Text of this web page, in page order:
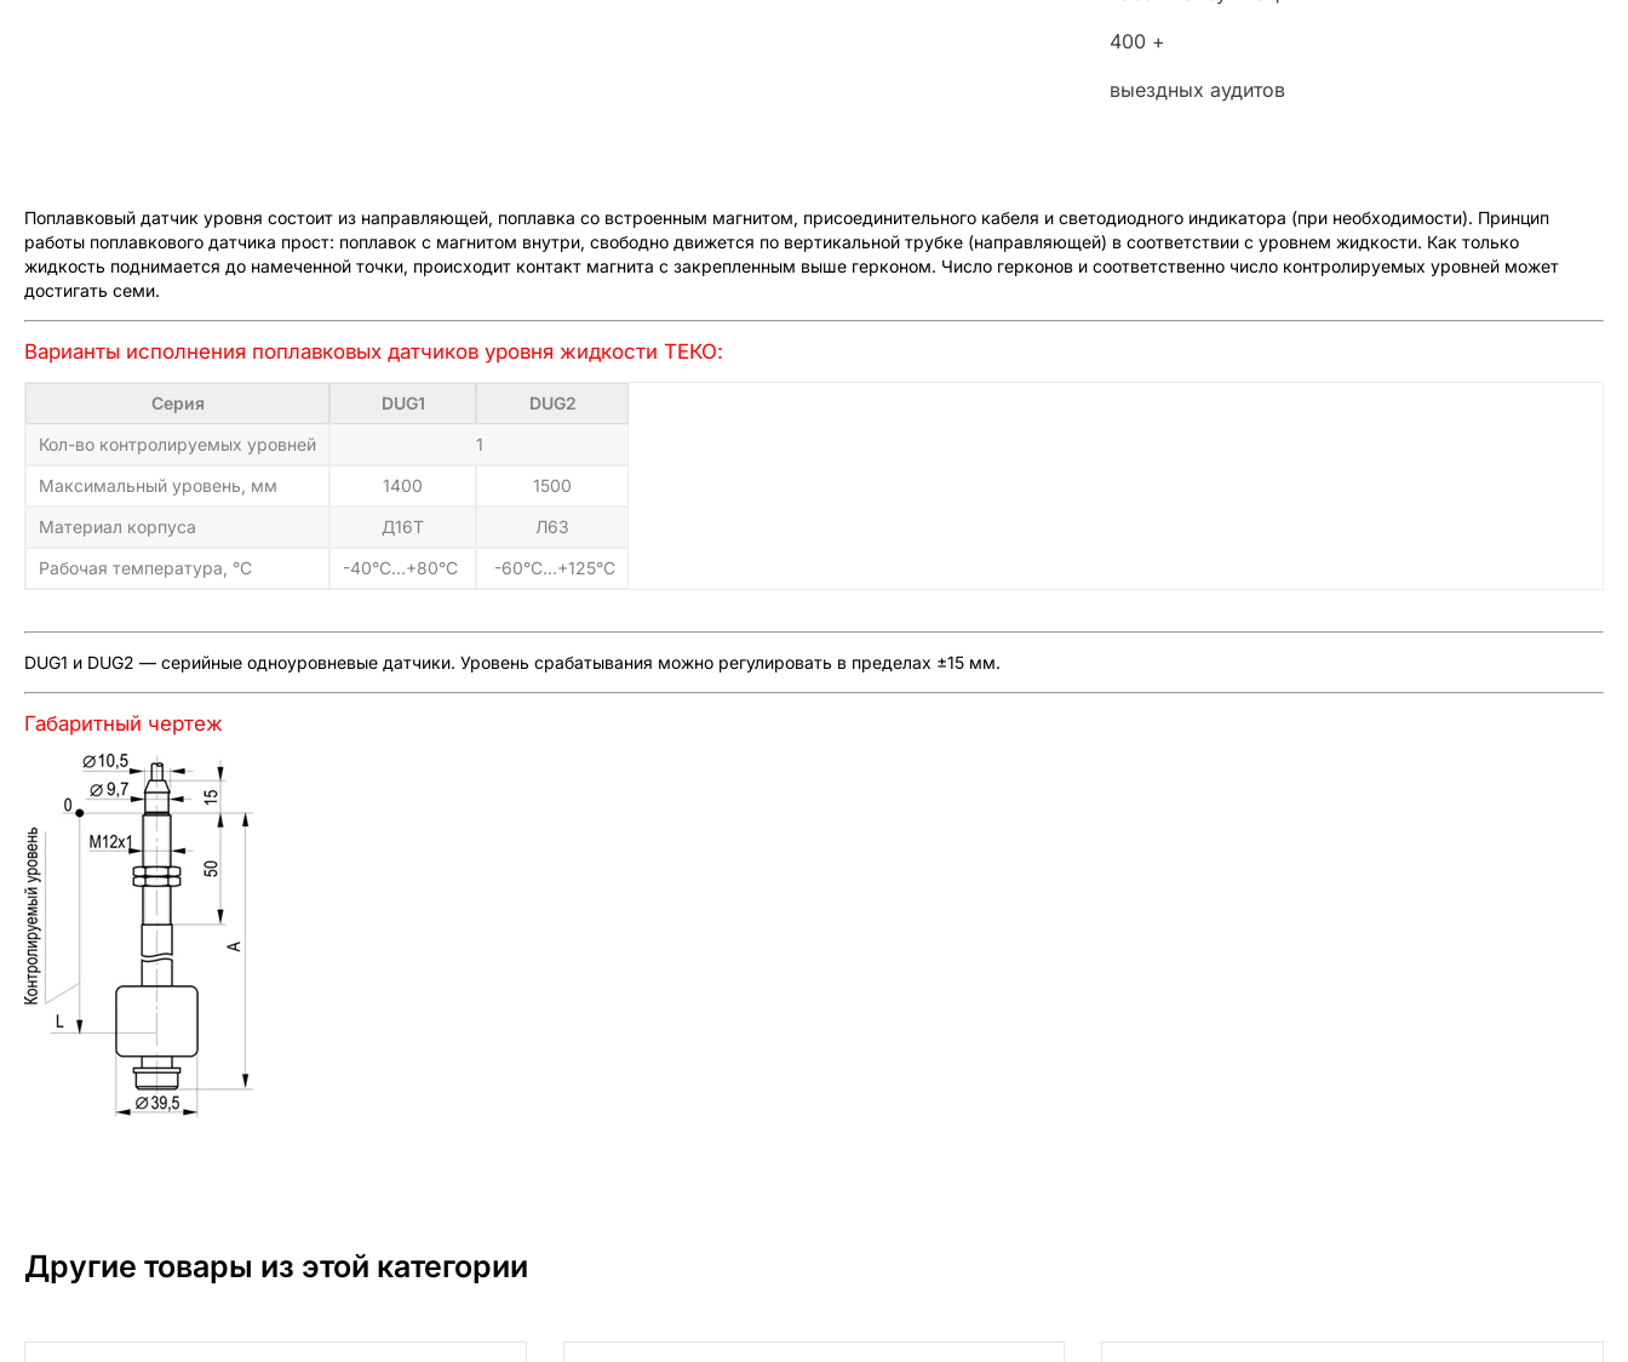
400 +
выездных аудитов
Поплавковый датчик уровня состоит из направляющей, поплавка со встроенным магнитом, присоединительного кабеля и светодиодного индикатора (при необходимости). Принцип
работы поплавкового датчика прост: поплавок с магнитом внутри, свободно движется по вертикальной трубке (направляющей) в соответствии с уровнем жидкости. Как только
жидкость поднимается до намеченной точки, происходит контакт магнита с закрепленным выше герконом. Число герконов и соответственно число контролируемых уровней может
достигать семи.
Варианты исполнения поплавковых датчиков уровня жидкости ТЕКО:
Серия DUG1
DUG2
Кол-во контролируемых уровней
1
Максимальный уровень, мм
1400
1500
Материал корпуса
Д16Т
Л63
Рабочая температура, °C
-40°C…+80°С -60°C…+125°С
DUG1 и DUG2 — серийные одноуровневые датчики. Уровень срабатывания можно регулировать в пределах ±15 мм.
Габаритный чертеж
Другие товары из этой категории